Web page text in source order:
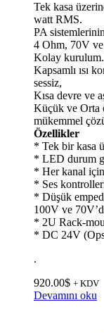
Tek kasa
watt RMS.
PA
4 Ohm, 70V
Kolay kurulum.
Kapsamlı ısı
sessiz,
Kısa devre ve
Küçük ve Orta
mükemmel
Özellikler
* Tek bir kasa
* LED durum
* Her kanal için
* Ses
* Düşük
100V ve
* 2U Rack-
* DC 24V
.
920.00$ + KDV
Devamını oku